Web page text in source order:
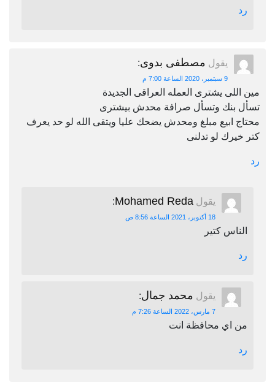
رد
يقول مصطفى بدوى:
9 سبتمبر، 2020 الساعة 7:00 م
مين اللى يشترى العمله العراقى الجديدة
تسأل بنك وتسأل صرافة محدش بيشترى
محتاج ابيع مبلغ ومحدش يضحك عليا ويتقى الله لو حد يعرف
كتر خيرك لو تدلنى
رد
يقول Mohamed Reda
:
18 أكتوبر، 2021 الساعة 8:56 ص
الناس كتير
رد
يقول محمد جمال:
7 مارس، 2022 الساعة 7:26 م
من اي محافظة انت
رد